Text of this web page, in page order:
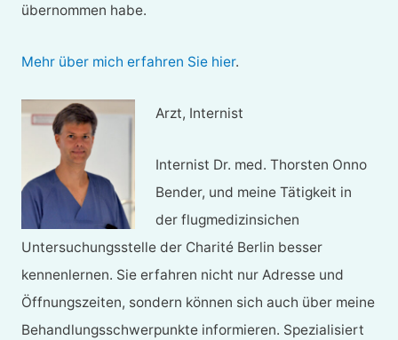
übernommen habe.
Mehr über mich erfahren Sie hier.
Arzt, Internist
Internist Dr. med. Thorsten Onno
Bender, und meine Tätigkeit in
der flugmedizinsichen
Untersuchungsstelle der Charité Berlin besser
kennenlernen. Sie erfahren nicht nur Adresse und
Öffnungszeiten, sondern können sich auch über meine
Behandlungsschwerpunkte informieren. Spezialisiert